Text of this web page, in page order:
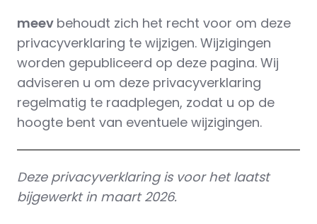
meev behoudt zich het recht voor om deze
privacyverklaring te wijzigen. Wijzigingen
worden gepubliceerd op deze pagina. Wij
adviseren u om deze privacyverklaring
regelmatig te raadplegen, zodat u op de
hoogte bent van eventuele wijzigingen.
Deze privacyverklaring is voor het laatst
bijgewerkt in maart 2026.